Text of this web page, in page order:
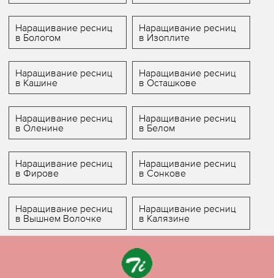
Наращивание ресниц
в Бологом
Наращивание ресниц
в Изоплите
Наращивание ресниц
в Кашине
Наращивание ресниц
в Осташкове
Наращивание ресниц
в Оленине
Наращивание ресниц
в Белом
Наращивание ресниц
в Фирове
Наращивание ресниц
в Сонкове
Наращивание ресниц
в Вышнем Волочке
Наращивание ресниц
в Калязине